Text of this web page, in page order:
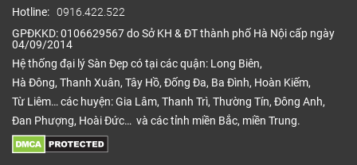
Hotline: 0916.422.522
GPĐKKD: 0106629567 do Sở KH & ĐT thành phố Hà Nội cấp ngày
04/09/2014
Hệ thống đại lý Sàn Đẹp có tại các quận: Long Biên,
Hà Đông, Thanh Xuân, Tây Hồ, Đống Đa, Ba Đình, Hoàn Kiếm,
Từ Liêm… các huyện: Gia Lâm, Thanh Trì, Thường Tín, Đông Anh,
Đan Phượng, Hoài Đức… và các tỉnh miền Bắc, miền Trung.